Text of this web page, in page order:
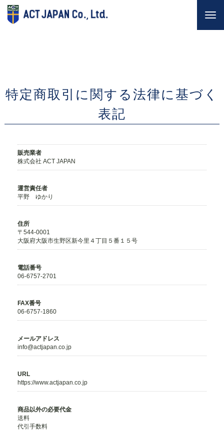
特定商取引に関する法律に基づく
表記
販売業者
株式会社 ACT JAPAN
運営責任者
平野 ゆかり
住所
〒544-0001
大阪府大阪市生野区新今里４丁目５番１５号
電話番号
06-6757-2701
FAX番号
06-6757-1860
メールアドレス
info@actjapan.co.jp
URL
https://www.actjapan.co.jp
商品以外の必要代金
送料
代引手数料